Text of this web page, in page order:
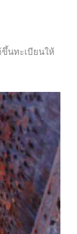
ขึ้นทะเบียนให้